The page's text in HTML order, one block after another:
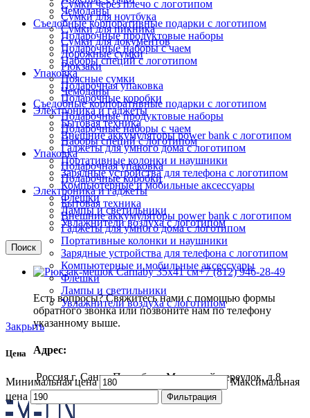
Чемоданы
Съедобные корпоративные подарки с логотипом
Подарочные продуктовые наборы
Подарочные наборы с чаем
Наборы специй с логотипом
Упаковка
Подарочная упаковка
Подарочные коробки
Электроника и гаджеты
Бытовая техника
Внешние аккумуляторы power bank с логотипом
Гаджеты для умного дома с логотипом
Портативные колонки и наушники
Зарядные устройства для телефона с логотипом
Компьютерные и мобильные аксессуары
Флешки
Лампы и светильники
Увлажнители воздуха с логотипом
Поиск
+7 (812) 946-28-49
Есть вопросы? Свяжитесь нами с помощью формы
обратного звонка или позвоните нам по телефону
указанному выше.
Адрес:
Россия г. Санкт-Петербург, Масляный переулок, д.8
Сумки через плечо с логотипом
Сумки для ноутбука
Сумки для пикника
Сумки для документов
Дорожные сумки
Рюкзаки
Поясные сумки
Чемоданы
Съедобные корпоративные подарки с логотипом
Подарочные продуктовые наборы
Подарочные наборы с чаем
Наборы специй с логотипом
Упаковка
Подарочная упаковка
Подарочные коробки
Электроника и гаджеты
Бытовая техника
Внешние аккумуляторы power bank с логотипом
Гаджеты для умного дома с логотипом
Портативные колонки и наушники
Зарядные устройства для телефона с логотипом
Компьютерные и мобильные аксессуары
Флешки
Лампы и светильники
Увлажнители воздуха с логотипом
Закрыть
Цена
Минимальная цена
Максимальная
цена
Фильтрация